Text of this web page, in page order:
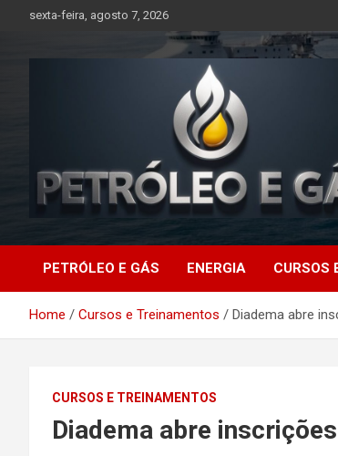
sexta-feira, agosto 7, 2026
Petróleo e Gás |
Últimas notícias
relacionadas a
petróleo, gás,
emprego, energia,
PETRÓLEO E GÁS ENERGIA CURSOS
Home Cursos e Treinamentos Diadema abre
CURSOS E TREINAMENTOS
Diadema abre